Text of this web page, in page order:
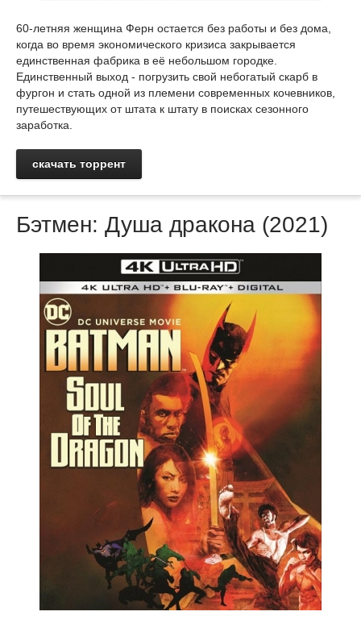
60-летняя женщина Ферн остается без работы и без дома,
когда во время экономического кризиса закрывается
единственная фабрика в её небольшом городке.
Единственный выход - погрузить свой небогатый скарб в
фургон и стать одной из племени современных кочевников,
путешествующих от штата к штату в поисках сезонного
заработка.
скачать торрент
Бэтмен: Душа дракона (2021)